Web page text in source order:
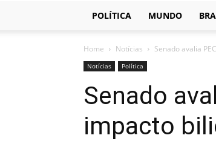
POLÍTICA MUNDO
Home Notícias Senado avalia
Notícias Política
Senado
impacto